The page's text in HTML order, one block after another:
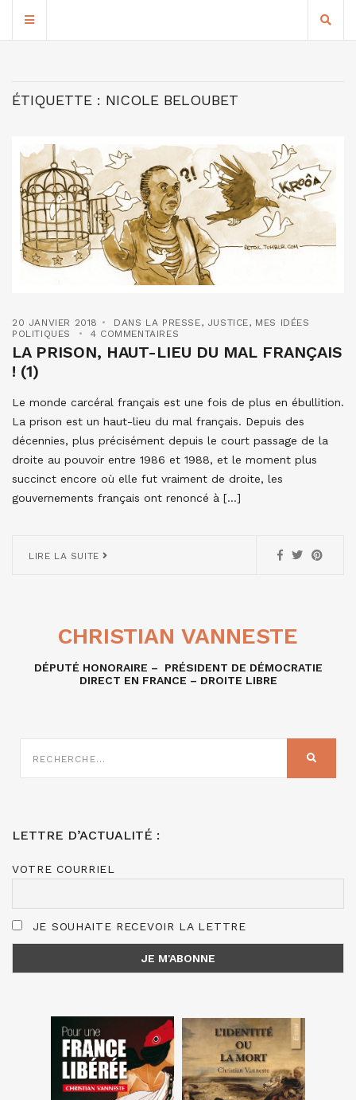
ÉTIQUETTE : NICOLE BELOUBET
20 JANVIER 2018 DANS LA PRESSE, JUSTICE, MES IDÉES
POLITIQUES
4 COMMENTAIRES
LA PRISON, HAUT-LIEU DU MAL FRANÇAIS
! (1)
Le monde carcéral français est une fois de plus en ébullition.
La prison est un haut-lieu du mal français. Depuis des
décennies, plus précisément depuis le court passage de la
droite au pouvoir entre 1986 et 1988, et le moment plus
succinct encore où elle fut vraiment de droite, les
gouvernements français ont renoncé à […]
LIRE LA SUITE
CHRISTIAN VANNESTE
DÉPUTÉ HONORAIRE – PRÉSIDENT DE DÉMOCRATIE
DIRECT EN FRANCE – DROITE LIBRE
SUR
LETTRE D’ACTUALITÉ :
VOTRE COURRIEL
JE SOUHAITE RECEVOIR LA LETTRE